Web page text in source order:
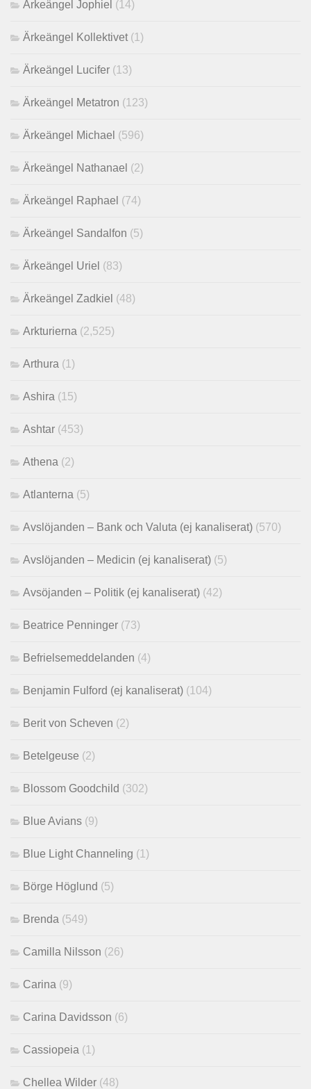
Ärkeängel Jophiel (14)
Ärkeängel Kollektivet (1)
Ärkeängel Lucifer (13)
Ärkeängel Metatron (123)
Ärkeängel Michael (596)
Ärkeängel Nathanael (2)
Ärkeängel Raphael (74)
Ärkeängel Sandalfon (5)
Ärkeängel Uriel (83)
Ärkeängel Zadkiel (48)
Arkturierna (2,525)
Arthura (1)
Ashira (15)
Ashtar (453)
Athena (2)
Atlanterna (5)
Avslöjanden – Bank och Valuta (ej kanaliserat) (570)
Avslöjanden – Medicin (ej kanaliserat) (5)
Avsöjanden – Politik (ej kanaliserat) (42)
Beatrice Penninger (73)
Befrielsemeddelanden (4)
Benjamin Fulford (ej kanaliserat) (104)
Berit von Scheven (2)
Betelgeuse (2)
Blossom Goodchild (302)
Blue Avians (9)
Blue Light Channeling (1)
Börge Höglund (5)
Brenda (549)
Camilla Nilsson (26)
Carina (9)
Carina Davidsson (6)
Cassiopeia (1)
Chellea Wilder (48)